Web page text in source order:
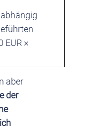
EUR ×
aber
der